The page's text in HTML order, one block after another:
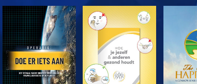
VERKEN DE SERIE VERKEN DE SERIE